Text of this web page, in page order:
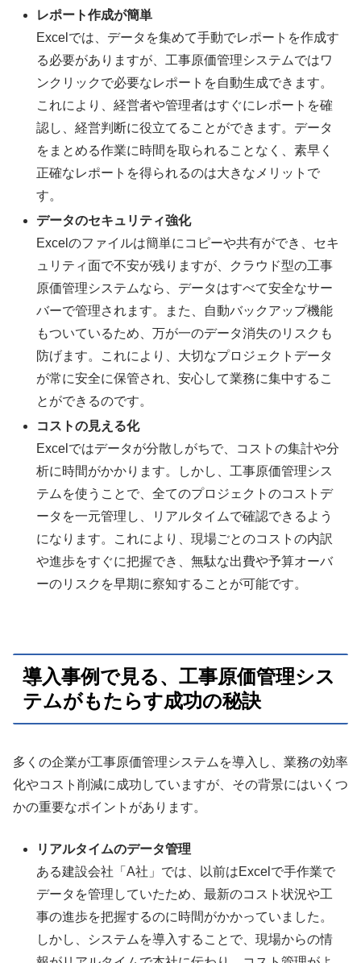
レポート作成が簡単
Excelでは、データを集めて手動でレポートを作成す
る必要がありますが、工事原価管理システムではワ
ンクリックで必要なレポートを自動生成できます。
これにより、経営者や管理者はすぐにレポートを確
認し、経営判断に役立てることができます。データ
をまとめる作業に時間を取られることなく、素早く
正確なレポートを得られるのは大きなメリットで
す。
データのセキュリティ強化
Excelのファイルは簡単にコピーや共有ができ、セキ
ュリティ面で不安が残りますが、クラウド型の工事
原価管理システムなら、データはすべて安全なサー
バーで管理されます。また、自動バックアップ機能
もついているため、万が一のデータ消失のリスクも
防げます。これにより、大切なプロジェクトデータ
が常に安全に保管され、安心して業務に集中するこ
とができるのです。
コストの見える化
Excelではデータが分散しがちで、コストの集計や分
析に時間がかかります。しかし、工事原価管理シス
テムを使うことで、全てのプロジェクトのコストデ
ータを一元管理し、リアルタイムで確認できるよう
になります。これにより、現場ごとのコストの内訳
や進歩をすぐに把握でき、無駄な出費や予算オーバ
ーのリスクを早期に察知することが可能です。
導入事例で見る、工事原価管理シス
テムがもたらす成功の秘訣
多くの企業が工事原価管理システムを導入し、業務の効率
化やコスト削減に成功していますが、その背景にはいくつ
かの重要なポイントがあります。
リアルタイムのデータ管理
ある建設会社「A社」では、以前はExcelで手作業で
データを管理していたため、最新のコスト状況や工
事の進歩を把握するのに時間がかかっていました。
しかし、システムを導入することで、現場からの情